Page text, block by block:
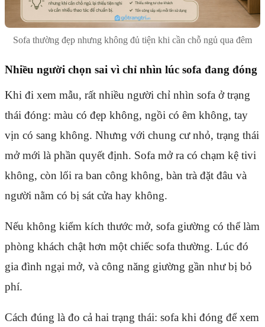
Sofa thường đẹp nhưng không đủ tiện khi cần chỗ ngủ qua đêm
Nhiều người chọn sai vì chỉ nhìn lúc sofa đang đóng
Khi đi xem mẫu, rất nhiều người chỉ nhìn sofa ở trạng
thái đóng: màu có đẹp không, ngồi có êm không, tay
vịn có sang không. Nhưng với chung cư nhỏ, trạng thái
mở mới là phần quyết định. Sofa mở ra có chạm kệ tivi
không, còn lối ra ban công không, bàn trà đặt đâu và
người nằm có bị sát cửa hay không.
Nếu không kiểm kích thước mở, sofa giường có thể làm
phòng khách chật hơn một chiếc sofa thường. Lúc đó
gia đình ngại mở, và công năng giường gần như bị bỏ
phí.
Cách đúng là đo cả hai trạng thái: sofa khi đóng để xem